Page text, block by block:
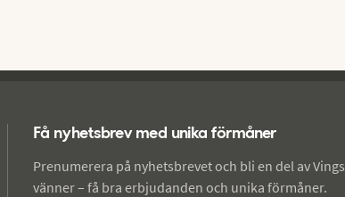
Få nyhetsbrev med unika förmåner
Prenumerera på nyhetsbrevet och bli en del av Vings
vänner – få bra erbjudanden och unika förmåner.